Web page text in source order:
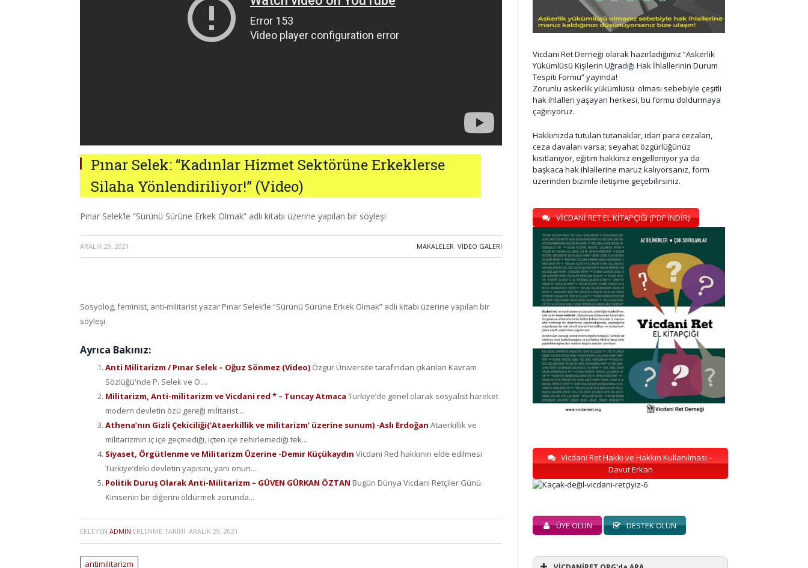
Pınar Selek: “Kadınlar Hizmet Sektörüne Erkeklerse
Silaha Yönlendiriliyor!” (Video)
Pınar Selek’le “Sürünü Sürüne Erkek Olmak” adlı kitabı üzerine yapılan bir söyleşi
ARALIK 29, 2021 · MAKALELER, VIDEO GALERI
Sosyolog, feminist, anti-militarist yazar Pınar Selek’le “Sürünü Sürüne Erkek Olmak” adlı kitabı üzerine yapılan bir
söyleşi.
Ayrıca Bakınız:
Anti Militarizm / Pınar Selek – Oğuz Sönmez (Video) Özgür Üniversite tarafından çıkarılan Kavram
Sözlüğü'nde P. Selek ve O....
Militarizm, Anti-militarizm ve Vicdani red * – Tuncay Atmaca Türkiye’de genel olarak sosyalist hareket
modern devletin özü gereği militarist...
Athena’nın Gizli Çekiciliği(‘Ataerkillik ve militarizm’ üzerine sunum) -Aslı Erdoğan Ataerkillik ve
militarizmin iç içe geçmediği, içten içe zehirlemediği tek...
Siyaset, Örgütlenme ve Militarizm Üzerine -Demir Küçükaydın Vicdani Red hakkının elde edilmesi
Türkiye’deki devletin yapısını, yani onun...
Politik Duruş Olarak Anti-Militarizm – GÜVEN GÜRKAN ÖZTAN Bugün Dünya Vicdani Retçiler Günü.
Kimsenin bir diğerini öldürmek zorunda...
EKLEYEN ADMIN EKLENME TARIHI: ARALIK 29, 2021
antimilitarizm
Vicdani Ret Derneği olarak hazırladığımız “Askerlik
Yükümlüsü Kişilerin Uğradığı Hak İhlallerinin Durum
Tespiti Formu” yayında!
Zorunlu askerlik yükümlüsü olması sebebiyle çeşitli
hak ihlalleri yaşayan herkesi, bu formu doldurmaya
çağırıyoruz.
Hakkınızda tutulan tutanaklar, idari para cezaları,
ceza davaları varsa; seyahat özgürlüğünüz
kısıtlanıyor, eğitim hakkınız engelleniyor ya da
başkaca hak ihlallerine maruz kalıyorsanız, form
üzerinden bizimle iletişime geçebilirsiniz.
VİCDANİ RET EL KİTAPÇIĞI (PDF İNDİR)
Vicdani Ret Hakkı ve Hakkın Kullanılması –
Davut Erkan
ÜYE OLUN DESTEK OLUN